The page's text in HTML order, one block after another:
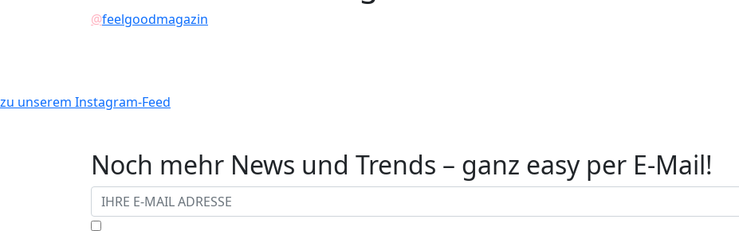
@feelgoodmagazin
zu unserem Instagram-Feed
Noch mehr News und Trends – ganz easy per E-Mail!